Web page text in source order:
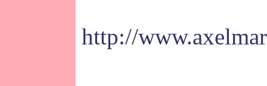
http://